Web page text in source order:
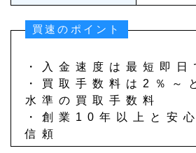
買速のポイント
・入金速度は最短即
・買取手数料は2％～
水準の買取手数料
・創業10年以上と安
信頼